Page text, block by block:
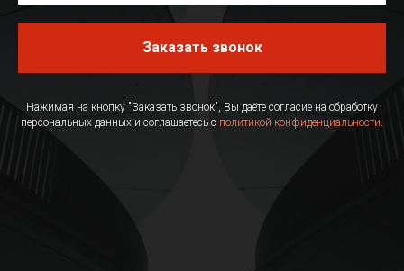
Заказать звонок
Нажимая на кнопку "Заказать звонок", Вы даёте согласие на обработку
персональных данных и соглашаетесь с политикой конфиденциальности